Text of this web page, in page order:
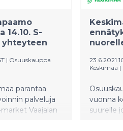
14.10. S-
yhteyteen
| Osuuskauppa
parantaa
palveluja
Vaajalan
23.6.2021
Keskimaa |
vuonna
suurelle